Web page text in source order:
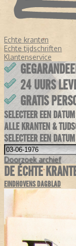
Echte kranten
Echte tijdschriften
Klantenservice
24 UURS
GRATIS
SELECTEER EEN
ALLE KRANTEN &
SELECTEER EEN
Doorzoek archief
DE ÉCHTE
EINDHOVENS DAGBLAD